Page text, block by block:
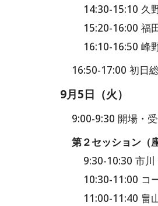
14:30-15:10 久
15:20-16:00 福
16:10-16:50 峰
16:50-17:00 初日
9月5日 （火 ）
9:00-9:30 開場・
第２セッション（
9:30-10:30 市川
10:30-11:00 コ
11:00-11:40 畠